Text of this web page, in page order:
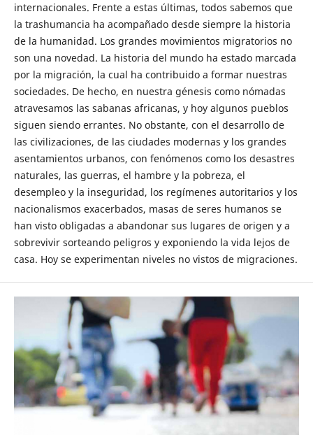
internacionales. Frente a estas últimas, todos sabemos que
la trashumancia ha acompañado desde siempre la historia
de la humanidad. Los grandes movimientos migratorios no
son una novedad. La historia del mundo ha estado marcada
por la migración, la cual ha contribuido a formar nuestras
sociedades. De hecho, en nuestra génesis como nómadas
atravesamos las sabanas africanas, y hoy algunos pueblos
siguen siendo errantes. No obstante, con el desarrollo de
las civilizaciones, de las ciudades modernas y los grandes
asentamientos urbanos, con fenómenos como los desastres
naturales, las guerras, el hambre y la pobreza, el
desempleo y la inseguridad, los regímenes autoritarios y los
nacionalismos exacerbados, masas de seres humanos se
han visto obligadas a abandonar sus lugares de origen y a
sobrevivir sorteando peligros y exponiendo la vida lejos de
casa. Hoy se experimentan niveles no vistos de migraciones.